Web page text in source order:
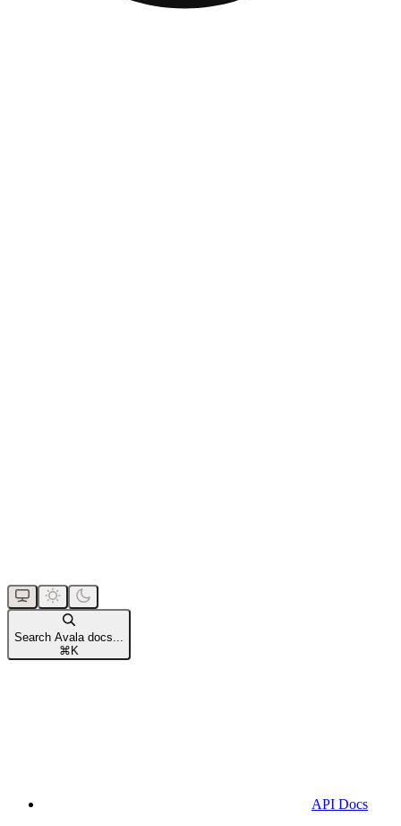
Search Avala docs...
⌘ K
API Docs